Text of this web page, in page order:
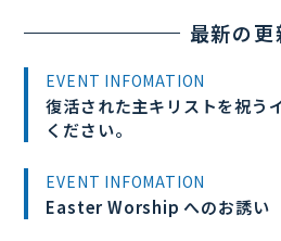
最新の更
EVENT INFOMATION
復活された主キリストを祝う
ください。
EVENT INFOMATION
Easter Worship へのお誘い